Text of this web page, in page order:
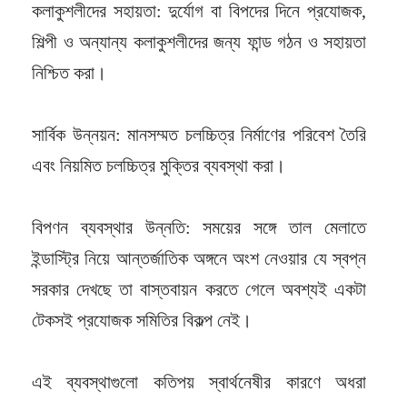
কলাকুশলীদের সহায়তা: দুর্যোগ বা বিপদের দিনে প্রযোজক,
শিল্পী ও অন্যান্য কলাকুশলীদের জন্য ফান্ড গঠন ও সহায়তা
নিশ্চিত করা।
সার্বিক উন্নয়ন: মানসম্মত চলচ্চিত্র নির্মাণের পরিবেশ তৈরি
এবং নিয়মিত চলচ্চিত্র মুক্তির ব্যবস্থা করা।
বিপণন ব্যবস্থার উন্নতি: সময়ের সঙ্গে তাল মেলাতে
ইন্ডাস্ট্রি নিয়ে আন্তর্জাতিক অঙ্গনে অংশ নেওয়ার যে স্বপ্ন
সরকার দেখছে তা বাস্তবায়ন করতে গেলে অবশ্যই একটা
টেকসই প্রযোজক সমিতির বিকল্প নেই।
এই ব্যবস্থাগুলো কতিপয় স্বার্থনেষীর কারণে অধরা